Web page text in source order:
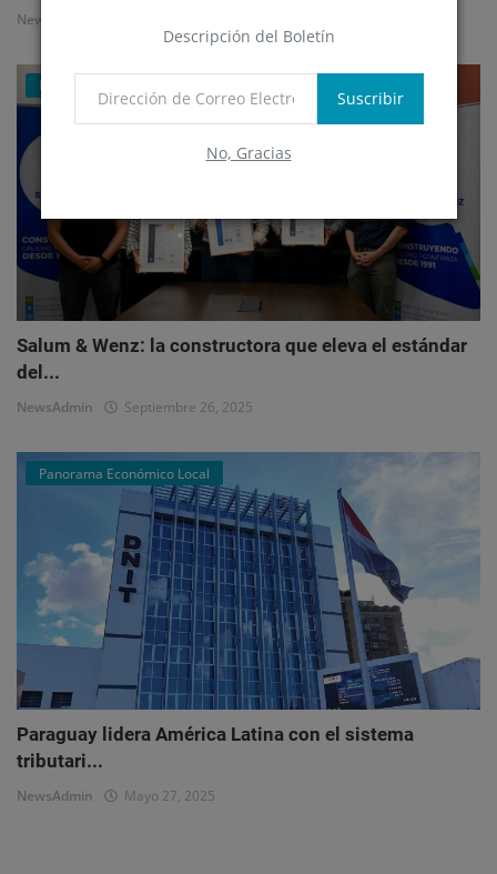
Descripción del Boletín
Suscribir
No, Gracias
NewsAdmin
Mercado Inmobiliario Empresarial
Salum & Wenz: la constructora que eleva el estándar
del...
NewsAdmin Septiembre 26, 2025
Panorama Económico Local
Paraguay lidera América Latina con el sistema
tributari...
NewsAdmin Mayo 27, 2025